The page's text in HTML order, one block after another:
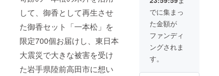
して、御香として再生させ
た御香セット「一本松」を
限定700個お届けし、東日本
大震災で大きな被害を受け
た岩手県陸前高田市に想い
りんご
をご家
庭で味
わって
くださ
い。収
せて発
でに集まっ
た金額が
ファンディ
ングされま
す。